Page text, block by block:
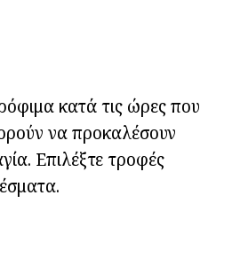
κατά τις ώρες που
να προκαλέσουν
Επιλέξτε τροφές